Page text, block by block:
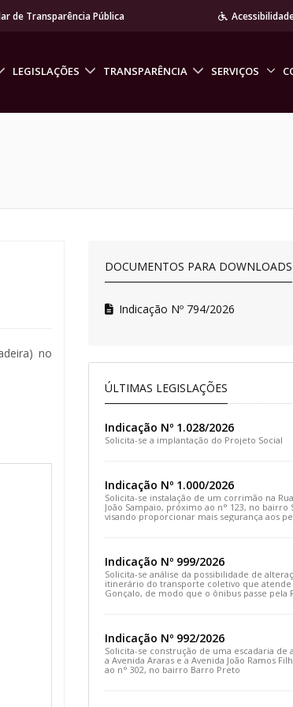
de Transparência Pública
LEGISLAÇÕES TRANSPARÊNCIA SERVIÇOS
no
DOCUMENTOS PARA DOWNLOADS
Indicação Nº 794/2026
ÚLTIMAS LEGISLAÇÕES
Indicação Nº 1.028/2026
Solicita-se a implantação do Projeto Social
Indicação Nº 1.000/2026
Solicita-se instalação de um corrimão na
João Sampaio, próximo ao n° 123, no bairro
visando proporcionar mais segurança aos
Indicação Nº 999/2026
Solicita-se análise da possibilidade de
itinerário do transporte coletivo que atende
Gonçalo, de modo que o ônibus passe pela
Indicação Nº 992/2026
Solicita-se construção de uma escadaria de
a Avenida Araras e a Avenida João Ramos
ao n° 302, no bairro Barro Preto